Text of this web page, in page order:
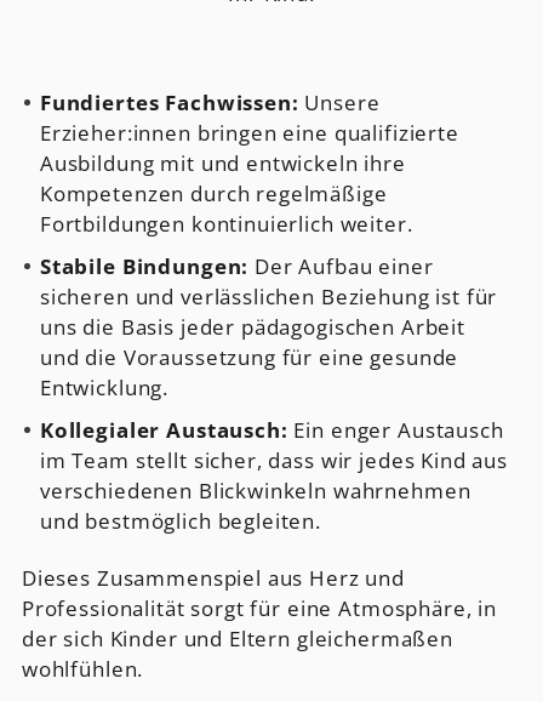
Fundiertes Fachwissen: Unsere
Erzieher:innen bringen eine qualifizierte
Ausbildung mit und entwickeln ihre
Kompetenzen durch regelmäßige
Fortbildungen kontinuierlich weiter.
Stabile Bindungen: Der Aufbau einer
sicheren und verlässlichen Beziehung ist für
uns die Basis jeder pädagogischen Arbeit
und die Voraussetzung für eine gesunde
Entwicklung.
Kollegialer Austausch: Ein enger Austausch
im Team stellt sicher, dass wir jedes Kind aus
verschiedenen Blickwinkeln wahrnehmen
und bestmöglich begleiten.
Dieses Zusammenspiel aus Herz und
Professionalität sorgt für eine Atmosphäre, in
der sich Kinder und Eltern gleichermaßen
wohlfühlen.